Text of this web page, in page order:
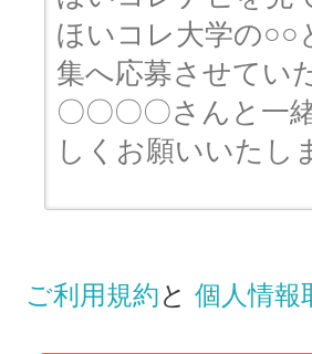
ご利用規約と 個人情報